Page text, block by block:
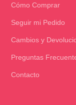
Cómo Comprar
Seguir mi Pedido
Cambios y
Preguntas
Contacto